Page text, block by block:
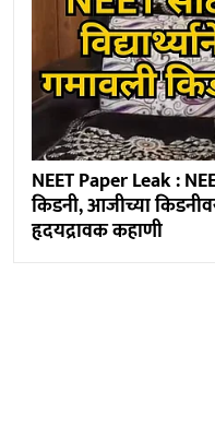
NEET Paper Leak :
किडनी, आजीच्या
हृदयद्रावक कहाणी